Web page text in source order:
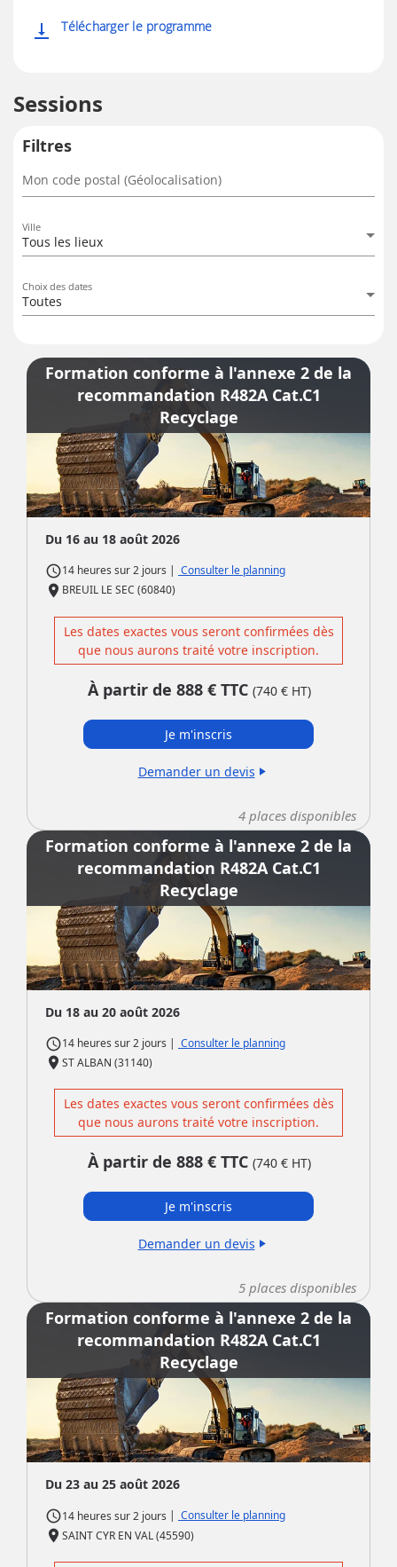
vertical_align_bottom Télécharger le programme
Sessions
Filtres
Mon code postal (Géolocalisation)
Ville
Tous les lieux
Choix des dates
Toutes
Formation conforme à l'annexe 2 de la
recommandation R482A Cat.C1
Recyclage
Du 16 au 18 août 2026
access_time14 heures sur2 jours | Consulter le planning
place BREUIL LE SEC (60840)
Les dates exactes vous seront confirmées dès
que nous aurons traité votre inscription.
À partir de 888 € TTC (740€ HT)
Je m'inscris
Demander un devis play_arrow
4 places disponibles
Formation conforme à l'annexe 2 de la
recommandation R482A Cat.C1
Recyclage
Du 18 au 20 août 2026
access_time14 heures sur2 jours | Consulter le planning
place ST ALBAN (31140)
Les dates exactes vous seront confirmées dès
que nous aurons traité votre inscription.
À partir de 888 € TTC (740€ HT)
Je m'inscris
Demander un devis play_arrow
5 places disponibles
Formation conforme à l'annexe 2 de la
recommandation R482A Cat.C1
Recyclage
Du 23 au 25 août 2026
access_time14 heures sur2 jours | Consulter le planning
place SAINT CYR EN VAL (45590)